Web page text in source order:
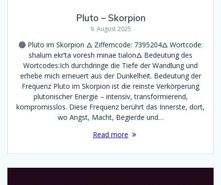
Pluto – Skorpion
9. August 2025
Pluto im Skorpion 🜂 Zifferncode: 7395204🜂 Wortcode:
shalum ekr’ta voresh minae tialon🜂 Bedeutung des
Wortcodes:Ich durchdringe die Tiefe der Wandlung und
erhebe mich erneuert aus der Dunkelheit. Bedeutung der
Frequenz Pluto im Skorpion ist die reinste Verkörperung
plutonischer Energie – intensiv, transformierend,
kompromisslos. Diese Frequenz berührt das Innerste, dort,
wo Angst, Macht, Begierde und…
Read more